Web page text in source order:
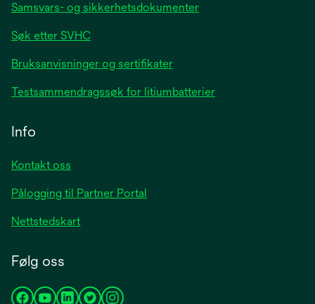
Samsvars- og sikkerhetsdokumenter
Søk etter SVHC
Bruksanvisninger og sertifikater
Testsammendragssøk for litiumbatterier
Info
Kontakt oss
Pålogging til Partner Portal
Nettstedskart
Følg oss